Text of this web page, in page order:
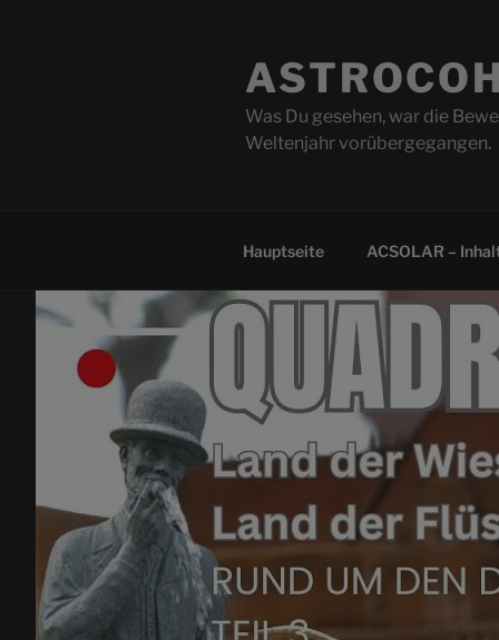
Was Du gesehen, war die
Weltenjahr vorübergegangen.
Hauptseite ACSOLAR –